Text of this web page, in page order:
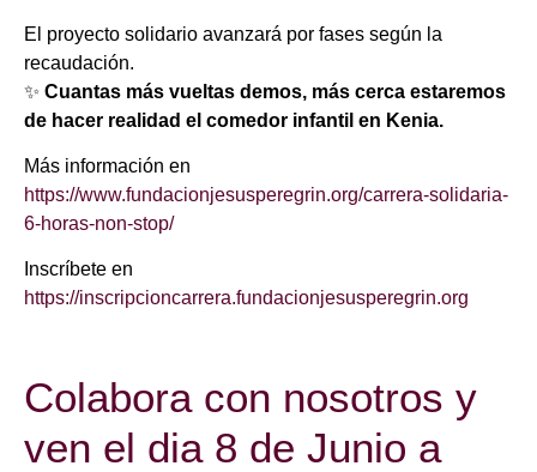
El proyecto solidario avanzará por fases según la
recaudación.
✨ Cuantas más vueltas demos, más cerca estaremos
de hacer realidad el comedor infantil en Kenia.
Más información en
https://www.fundacionjesusperegrin.org/carrera-solidaria-
6-horas-non-stop/
Inscríbete en
https://inscripcioncarrera.fundacionjesusperegrin.org
Colabora con nosotros y
ven el dia 8 de Junio a